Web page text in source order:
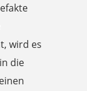
wird es
die